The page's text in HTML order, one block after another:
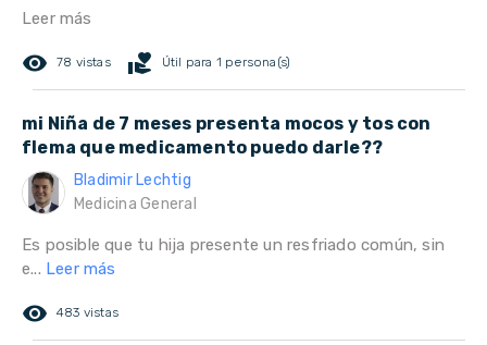
Leer más
remove_red_eye 78 vistas volunteer_activism Útil para 1 persona(s)
mi Niña de 7 meses presenta mocos y tos con
flema que medicamento puedo darle??
Bladimir Lechtig
Medicina General
Es posible que tu hija presente un resfriado común, sin
e... Leer más
remove_red_eye 483 vistas